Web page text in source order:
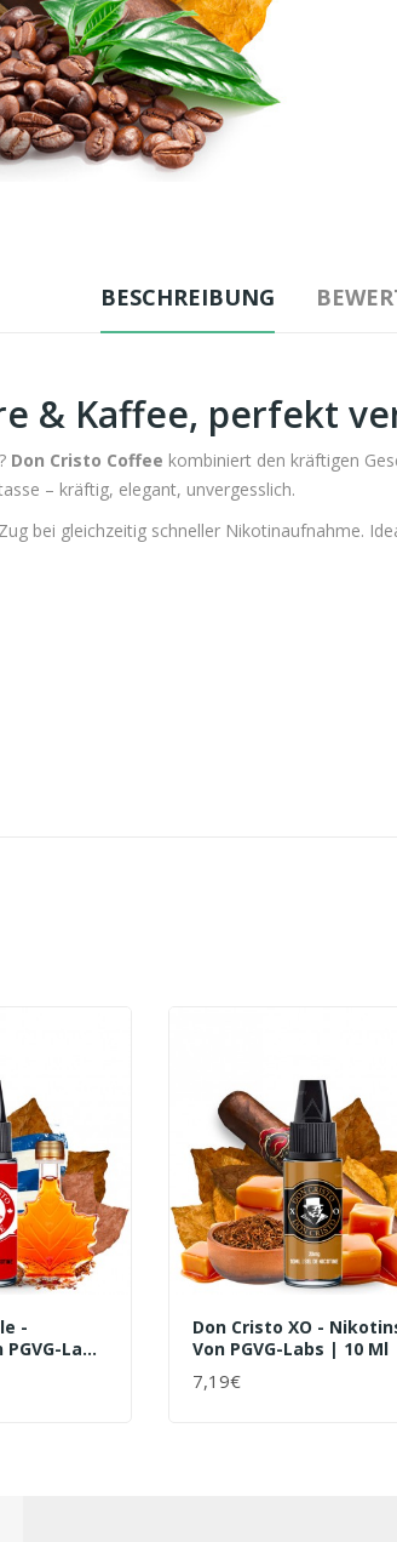
BESCHREIBUNG
& Kaffee, perfekt
Don Cristo Coffee kombiniert den kräftigen
– kräftig, elegant, unvergesslich.
bei gleichzeitig schneller Nikotinaufnahme.
-
Labs
Don Cristo XO -
Von PGVG-Labs | 10 Ml
7,19€
+ WARENKORB